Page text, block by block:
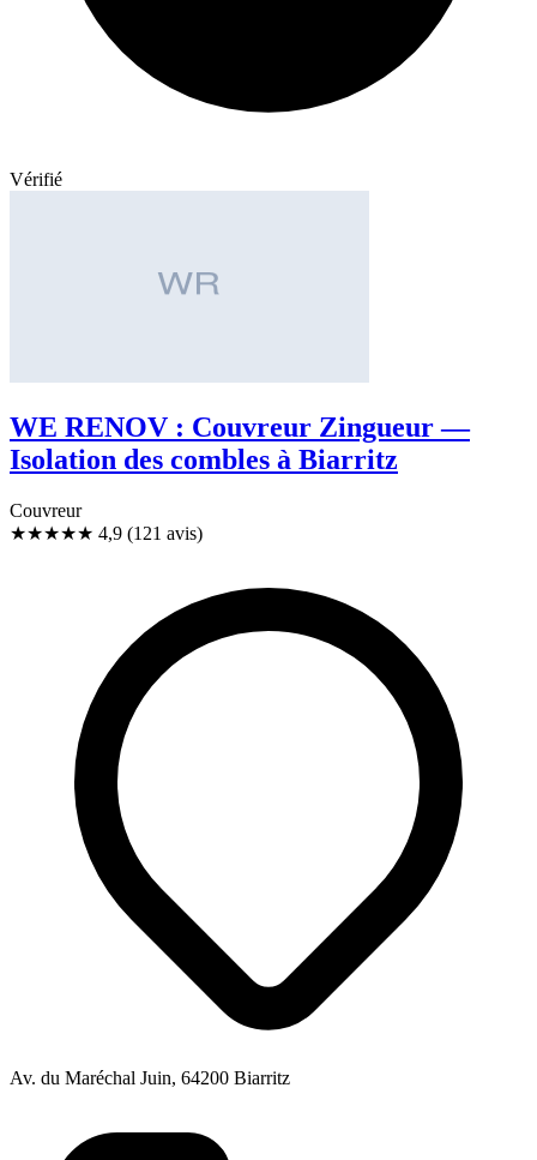
Vérifié
WE RENOV : Couvreur Zingueur —
Isolation des combles à Biarritz
Couvreur
★★★★★ 4,9 (121 avis)
Av. du Maréchal Juin, 64200 Biarritz